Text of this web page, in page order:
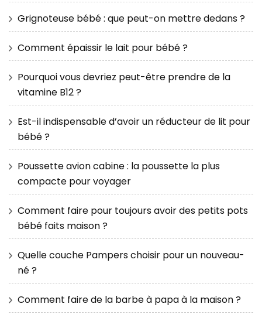
Grignoteuse bébé : que peut-on mettre dedans ?
Comment épaissir le lait pour bébé ?
Pourquoi vous devriez peut-être prendre de la
vitamine B12 ?
Est-il indispensable d’avoir un réducteur de lit pour
bébé ?
Poussette avion cabine : la poussette la plus
compacte pour voyager
Comment faire pour toujours avoir des petits pots
bébé faits maison ?
Quelle couche Pampers choisir pour un nouveau-
né ?
Comment faire de la barbe à papa à la maison ?